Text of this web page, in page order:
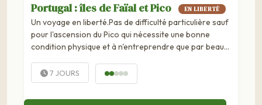
Portugal : îles de Faïal et Pico EN LIBERTÉ
Un voyage en liberté.Pas de difficulté particulière sauf
pour l'ascension du Pico qui nécessite une bonne
condition physique et à n'entreprendre que par beau
rencontre de Faïal, la bleue, et Pico, la noire : deux îles
du groupe central au volcanisme récent, escales des
7 JOURS